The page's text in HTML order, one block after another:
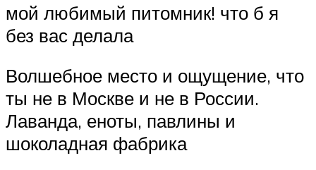
мой любимый питомник! что б я
без вас делала
Волшебное место и ощущение, что
ты не в Москве и не в России.
Лаванда, еноты, павлины и
шоколадная фабрика